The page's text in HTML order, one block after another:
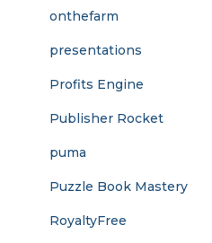
onthefarm
presentations
Profits Engine
Publisher Rocket
puma
Puzzle Book Mastery
RoyaltyFree